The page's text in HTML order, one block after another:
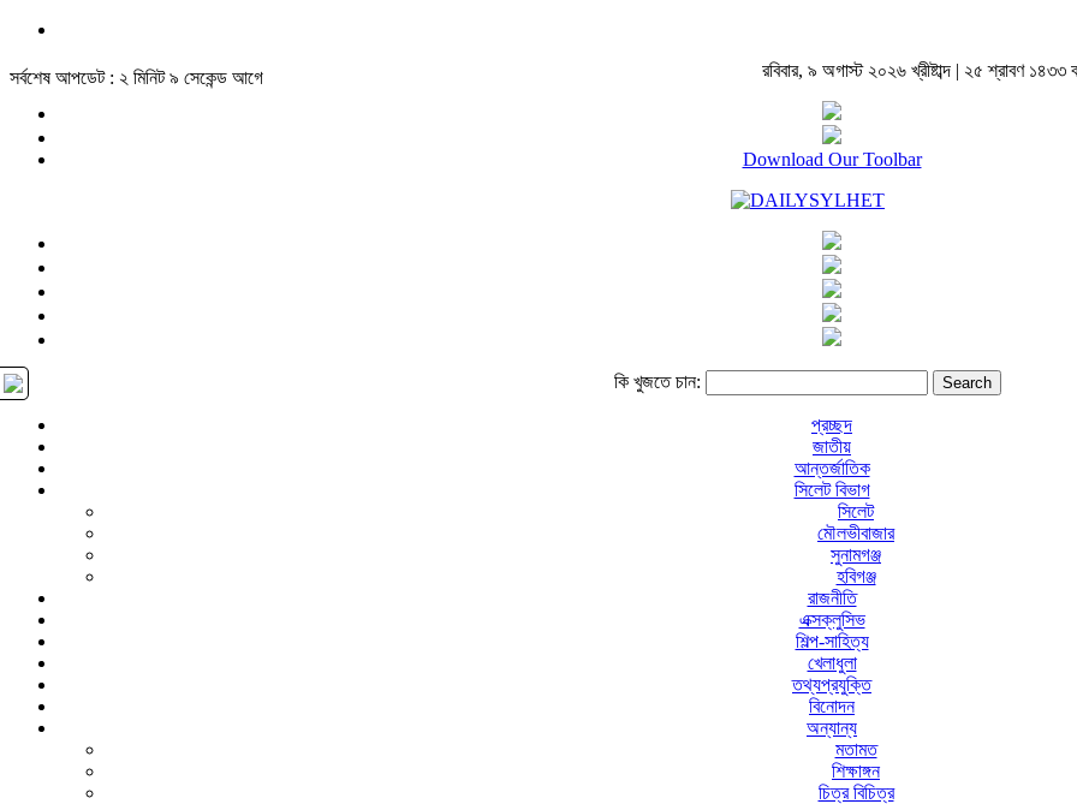
সর্বশেষ আপডেট : ২ মিনিট ৯ সেকেন্ড আগে রবিবার, ৯ অগাস্ট ২০২৬ খ্রীষ্টাব্দ | ২৫ শ্রাবণ ১৪৩৩
Download Our Toolbar
কি খুজতে চান:
প্রচ্ছদ
জাতীয়
আন্তর্জাতিক
সিলেট বিভাগ
সিলেট
মৌলভীবাজার
সুনামগঞ্জ
হবিগঞ্জ
রাজনীতি
এক্সক্লুসিভ
শিল্প-সাহিত্য
খেলাধুলা
তথ্যপ্রযুক্তি
বিনোদন
অন্যান্য
মতামত
শিক্ষাঙ্গন
চিত্র বিচিত্র